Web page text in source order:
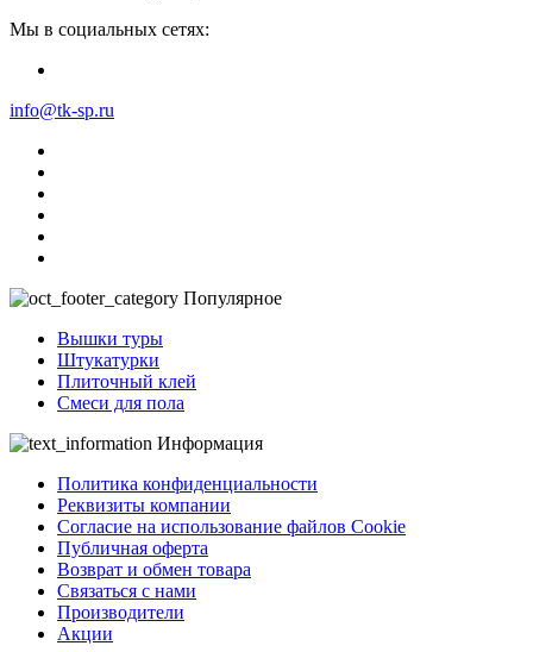
Мы в социальных сетях:
info@tk-sp.ru
Популярное
Вышки туры
Штукатурки
Плиточный клей
Смеси для пола
Информация
Политика конфиденциальности
Реквизиты компании
Согласие на использование файлов Cookie
Публичная оферта
Возврат и обмен товара
Связаться с нами
Производители
Акции